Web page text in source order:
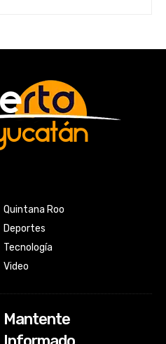
Quintana Roo
Deportes
Tecnología
Video
Mantente